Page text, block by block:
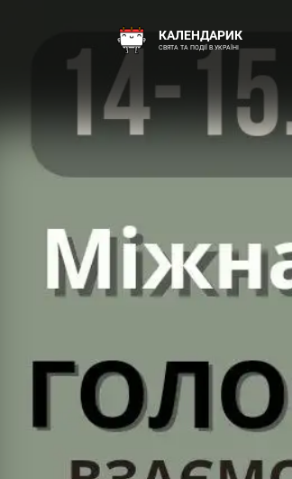
КАЛЕНДАРИК
СВЯТА ТА ПОДІЇ В УКРАЇНІ